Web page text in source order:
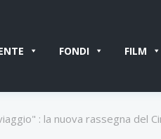
FONDI FILM
: la nuova rassegna del